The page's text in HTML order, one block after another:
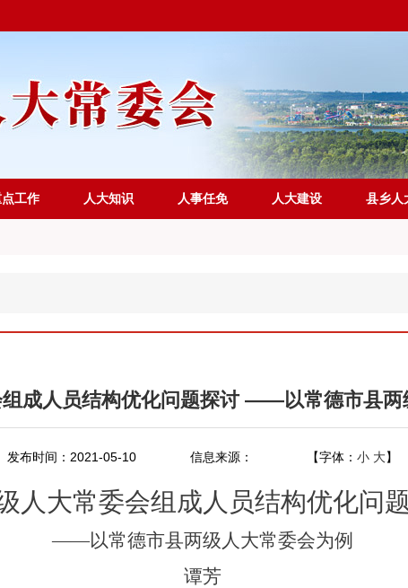
工作 人大知识 人事任免 人大建设 县乡人
成人员结构优化问题探讨 ——以常德市县两
发布时间：2021-05-10 信息来源： 【字体： 小 大】
人大常委会组成人员结构优化问
——以常德市县两级人大常委会为例
谭芳